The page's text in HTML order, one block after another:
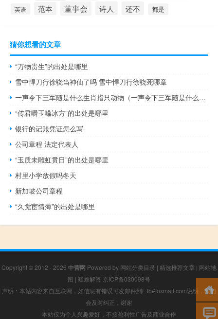
英语 范本 董事会 诗人 还不 都是
猜你想看的文章
“万物贵生”的出处是哪里
雪中悍刀行徐骁当神仙了吗 雪中悍刀行徐骁死哪章
一声令下三军随是什么生肖指只动物（一声令下三军随是什么生肖）
“传君嚼玉嚥冰方”的出处是哪里
银行的记账凭证怎么写
公司章程 法定代表人
“玉质未雕虹贯日”的出处是哪里
村里小学放假吗冬天
新加坡公司章程
“久觉宦情薄”的出处是哪里
Copyright © 2012 - 2026 中营网 Powered by 网站分类目录 | 精选推荐文章 | 网站地
图 | 疑难解答 京ICP备030098号
声明：本站内容来自互联网，如信息有错误可发邮件到f_fb#foxmail.com说明，我们
会及时纠正，谢谢
本站仅为个人兴趣爱好，不接盈利性广告及商业合作